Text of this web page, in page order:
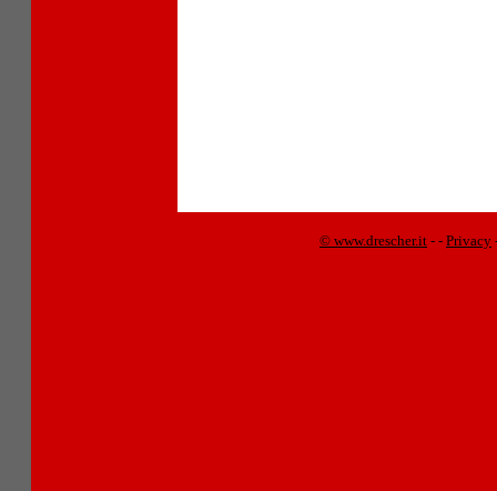
© www.drescher.it - - Privacy